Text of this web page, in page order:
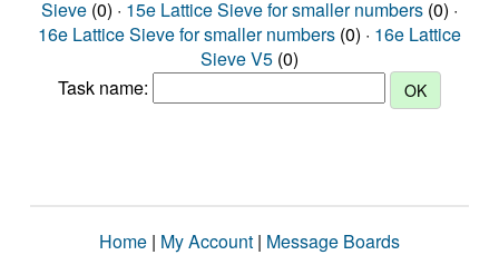
Sieve (0) · 15e Lattice Sieve for smaller numbers (0) ·
16e Lattice Sieve for smaller numbers (0) · 16e Lattice
Sieve V5 (0)
Task name:
Home | My Account | Message Boards